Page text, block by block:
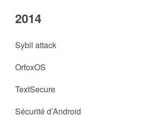
2014
Sybil attack
OrfoxOS
TextSecure
Sécurité d’Android